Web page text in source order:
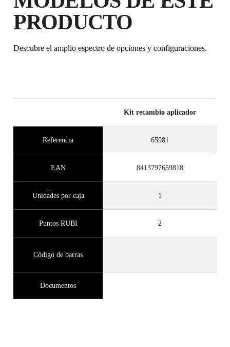
EXTENDIDA EN PRODUCTOS
ELEGIBLES
PRODUCTO
Descubre el amplio espectro de opciones y configuraciones.
Kit recambio aplicador
Referencia 65981
EAN 8413797659818
Unidades por caja 1
Puntos RUBI 2
Código de barras
Documentos